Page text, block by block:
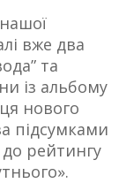
вже два
та
із альбому
нового
підсумками
рейтингу